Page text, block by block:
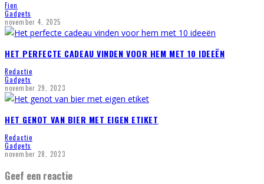
Fien
Gadgets
november 4, 2025
HET PERFECTE CADEAU VINDEN VOOR HEM MET 10 IDEEËN
Redactie
Gadgets
november 29, 2023
HET GENOT VAN BIER MET EIGEN ETIKET
Redactie
Gadgets
november 28, 2023
Geef een reactie